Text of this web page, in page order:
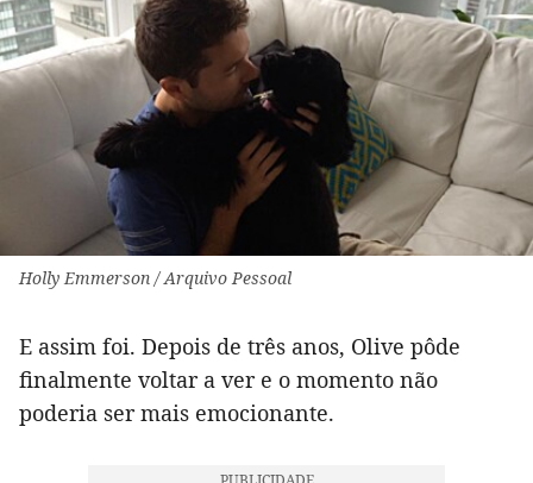
Holly Emmerson / Arquivo Pessoal
E assim foi. Depois de três anos, Olive pôde
finalmente voltar a ver e o momento não
poderia ser mais emocionante.